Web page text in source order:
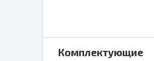
Комплектующие